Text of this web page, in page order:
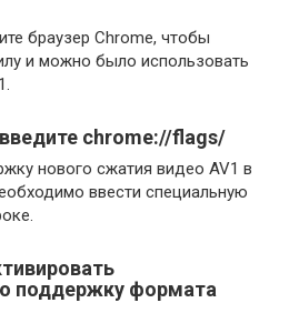
браузер Chrome, чтобы
и можно было использовать
chrome://flags/
нового сжатия видео AV1 в
ввести специальную
поддержку формата